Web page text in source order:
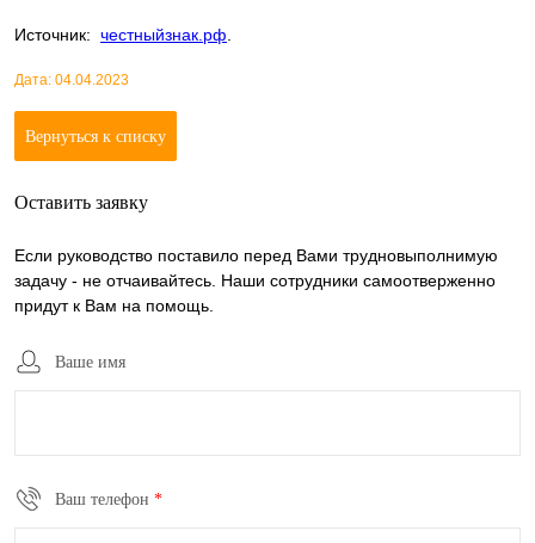
Источник: честныйзнак.рф
Дата: 04.04.2023
Вернуться к списку
Оставить заявку
Если руководство поставило перед Вами трудновыполнимую
задачу - не отчаивайтесь. Наши сотрудники самоотверженно
придут к Вам на помощь.
Ваше имя
Ваш телефон *